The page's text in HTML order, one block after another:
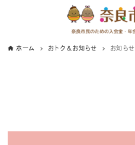
ホーム おトク＆お知らせ お知らせ